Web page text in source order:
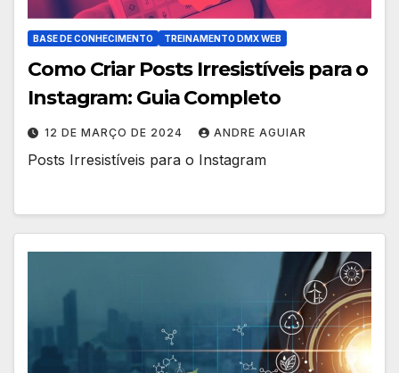
BASE DE CONHECIMENTO TREINAMENTO DMX WEB
Como Criar Posts Irresistíveis para o
Instagram: Guia Completo
12 DE MARÇO DE 2024 ANDRE AGUIAR
Posts Irresistíveis para o Instagram